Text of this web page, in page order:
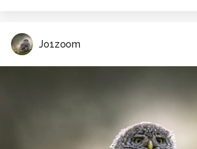
Jo1zoom